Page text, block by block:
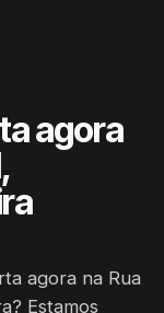
agora
agora na Rua
Estamos